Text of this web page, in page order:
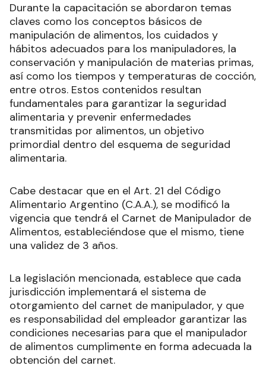
Durante la capacitación se abordaron temas
claves como los conceptos básicos de
manipulación de alimentos, los cuidados y
hábitos adecuados para los manipuladores, la
conservación y manipulación de materias primas,
así como los tiempos y temperaturas de cocción,
entre otros. Estos contenidos resultan
fundamentales para garantizar la seguridad
alimentaria y prevenir enfermedades
transmitidas por alimentos, un objetivo
primordial dentro del esquema de seguridad
alimentaria.
Cabe destacar que en el Art. 21 del Código
Alimentario Argentino (C.A.A.), se modificó la
vigencia que tendrá el Carnet de Manipulador de
Alimentos, estableciéndose que el mismo, tiene
una validez de 3 años.
La legislación mencionada, establece que cada
jurisdicción implementará el sistema de
otorgamiento del carnet de manipulador, y que
es responsabilidad del empleador garantizar las
condiciones necesarias para que el manipulador
de alimentos cumplimente en forma adecuada la
obtención del carnet.